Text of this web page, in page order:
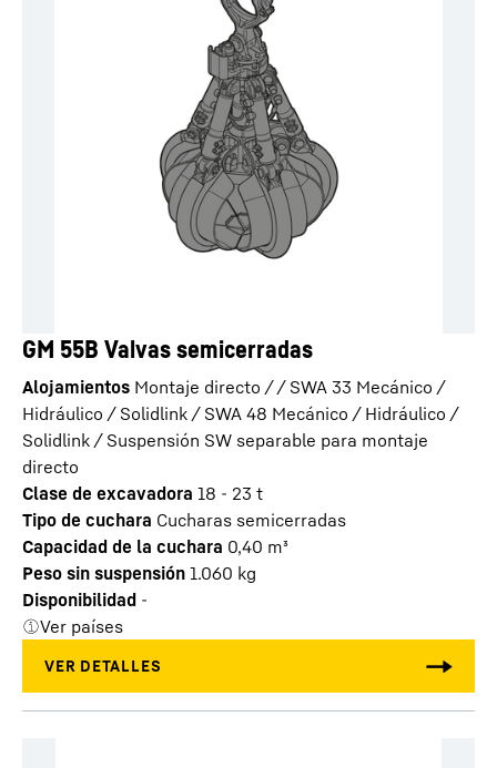
GM 55B Valvas semicerradas
Alojamientos Montaje directo / / SWA 33 Mecánico /
Hidráulico / Solidlink / SWA 48 Mecánico / Hidráulico /
Solidlink / Suspensión SW separable para montaje
directo
Clase de excavadora 18 - 23 t
Tipo de cuchara Cucharas semicerradas
Capacidad de la cuchara 0,40 m³
Peso sin suspensión 1.060 kg
Disponibilidad -
Ver países